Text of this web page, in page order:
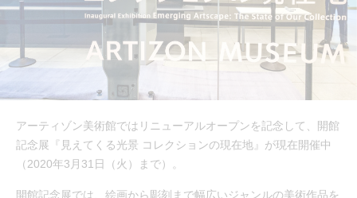
アーティゾン美術館ではリニューアルオープンを記念して、開館
記念展『見えてくる光景 コレクションの現在地』が現在開催中
（2020年3月31日（火）まで）。
開館記念展では、絵画から彫刻まで幅広いジャンルの美術作品を